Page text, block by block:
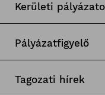
Kerületi
Pályázatfigyelő
Tagozati hírek